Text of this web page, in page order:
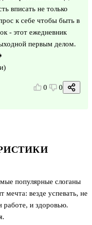
популярные слоганы
мечта: везде успевать, не
работе, и здоровью.
вписать не только
к себе чтобы быть в
- этот ежедневник
первым делом.
0 0